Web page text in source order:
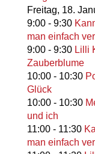
Freitag, 18.
9:00- 9:30
man einfach
9:00- 9:30 Lilli
Zauberblume
10:00- 10:30
Glück
10:00- 10:30
und ich
11:00- 11:30
man einfach